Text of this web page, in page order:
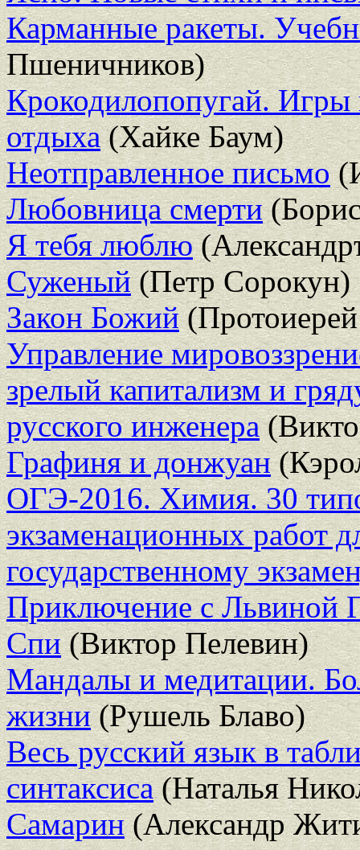
Карманные ракеты.
Пшеничников)
Крокодилопопугай.
отдыха(Хайке Баум)
Неотправленное письмо
Любовница смерти
Я тебя люблю
Суженый(Петр Сорокун)
Закон Божий
Управление
зрелый капитализм и
русского инженера
Графиня и донжуан
ОГЭ-2016. Химия. 30
экзаменационных работ
государственному
Приключение с Львиной
Спи(Виктор Пелевин)
Мандалы и медитации.
жизни(Рушель Блаво)
Весь русский язык в
синтаксиса(Наталья
Самарин(Александр